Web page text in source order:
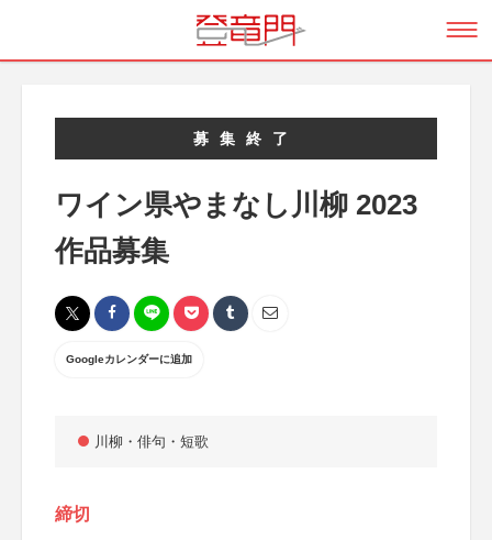
募集終了
ワイン県やまなし川柳 2023
作品募集
Googleカレンダーに追加
川柳・俳句・短歌
締切